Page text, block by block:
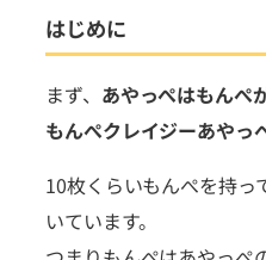
はじめに
まず、 あやっぺはもんぺ
もんぺクレイジーあやっ
10枚くらいもんぺを持っ
いています。